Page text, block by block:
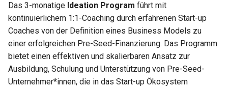
Das 3-monatige Ideation Program führt mit
kontinuierlichem 1:1-Coaching durch erfahrenen Start-up
Coaches von der Definition eines Business Models zu
einer erfolgreichen Pre-Seed-Finanzierung. Das Programm
bietet einen effektiven und skalierbaren Ansatz zur
Ausbildung, Schulung und Unterstützung von Pre-Seed-
Unternehmer*innen, die in das Start-up Ökosystem